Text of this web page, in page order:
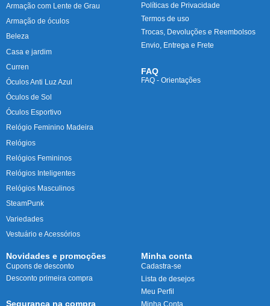
Armação com Lente de Grau
Armação de óculos
Beleza
Casa e jardim
Curren
Óculos Anti Luz Azul
Óculos de Sol
Óculos Esportivo
Relógio Feminino Madeira
Relógios
Relógios Femininos
Relógios Inteligentes
Relógios Masculinos
SteamPunk
Variedades
Vestuário e Acessórios
Políticas de Privacidade
Termos de uso
Trocas, Devoluções e Reembolsos
Envio, Entrega e Frete
FAQ
FAQ - Orientações
Novidades e promoções
Cupons de desconto
Desconto primeira compra
Segurança na compra
Minha conta
Cadastra-se
Lista de desejos
Meu Perfil
Minha Conta